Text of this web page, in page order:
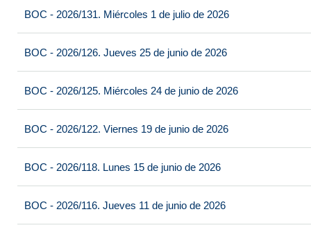
BOC - 2026/131. Miércoles 1 de julio de 2026
BOC - 2026/126. Jueves 25 de junio de 2026
BOC - 2026/125. Miércoles 24 de junio de 2026
BOC - 2026/122. Viernes 19 de junio de 2026
BOC - 2026/118. Lunes 15 de junio de 2026
BOC - 2026/116. Jueves 11 de junio de 2026